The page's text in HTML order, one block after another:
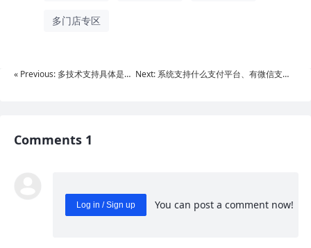
多门店专区
« Previous: 多技术支持具体是指 Next: 系统支持什么支付平台、有微信支付
Comments 1
Log in / Sign up
You can post a comment now!